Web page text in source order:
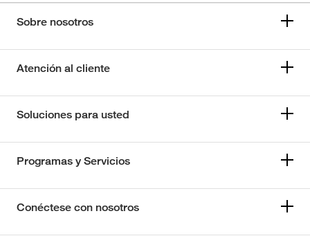
Sobre nosotros
Atención al cliente
Soluciones para usted
Programas y Servicios
Conéctese con nosotros